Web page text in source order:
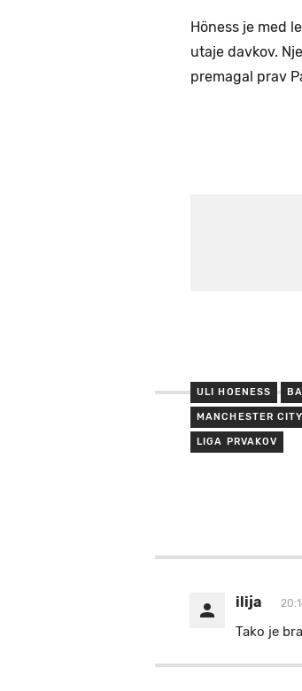
Höness je med
utaje davkov.
premagal prav
ULI HOENESS
MANCHESTER CITY
LIGA PRVAKOV
ilija
Tako je